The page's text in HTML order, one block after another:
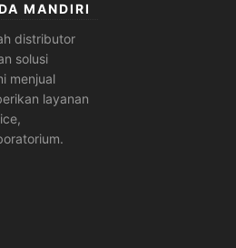
MANDIRI
distributor
solusi
menjual
layanan